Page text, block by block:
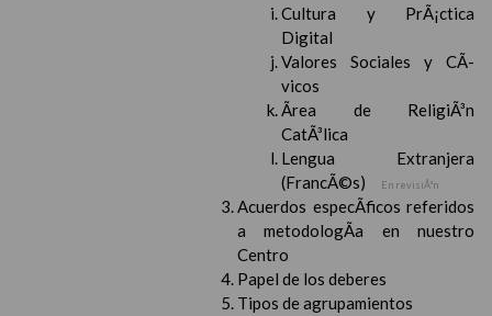
Cultura y PrÃ¡ctica
Digital
Valores Sociales y CÃ­
vicos
Ãrea de ReligiÃ³n
CatÃ³lica
Lengua Extranjera
(FrancÃ©s)
En revisiÃ³n
Acuerdos especÃ­ficos referidos
a metodologÃ­a en nuestro
Centro
Papel de los deberes
Tipos de agrupamientos